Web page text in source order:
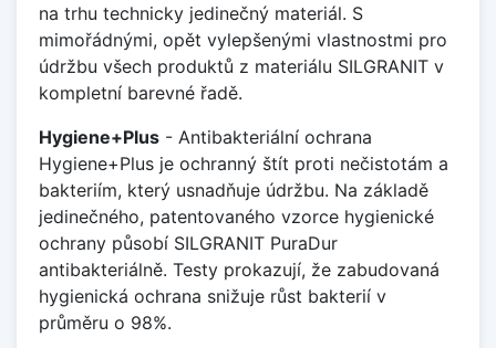
na trhu technicky jedinečný materiál. S
mimořádnými, opět vylepšenými vlastnostmi pro
údržbu všech produktů z materiálu SILGRANIT v
kompletní barevné řadě.
Hygiene+Plus - Antibakteriální ochrana
Hygiene+Plus je ochranný štít proti nečistotám a
bakteriím, který usnadňuje údržbu. Na základě
jedinečného, patentovaného vzorce hygienické
ochrany působí SILGRANIT PuraDur
antibakteriálně. Testy prokazují, že zabudovaná
hygienická ochrana snižuje růst bakterií v
průměru o 98%.